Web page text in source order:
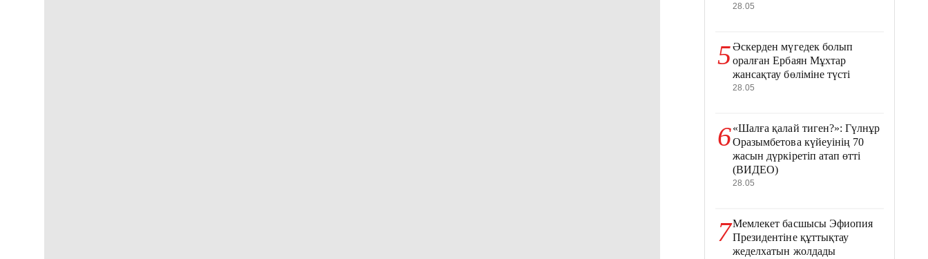
28.05
5Әскерден мүгедек болып
оралған Ербаян Мұхтар
жансақтау бөліміне түсті
28.05
6«Шалға қалай тиген?»: Гүлнұр
Оразымбетова күйеуінің 70
жасын дүркіретіп атап өтті
(ВИДЕО)
28.05
7Мемлекет басшысы Эфиопия
Президентіне құттықтау
жеделхатын жолдады